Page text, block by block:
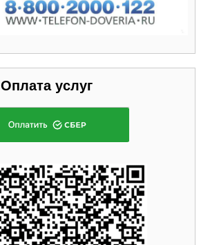
Оплата услуг